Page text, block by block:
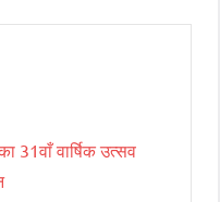
31वाँ वार्षिक उत्सव